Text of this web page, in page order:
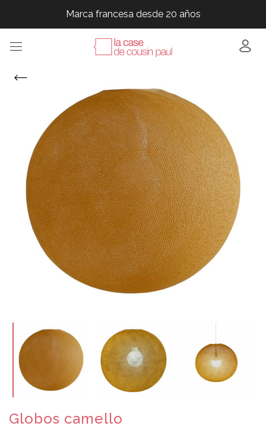
Marca francesa desde 20 años
Marca francesa desde 20 años
Marca francesa desde 20 años
Globos camello